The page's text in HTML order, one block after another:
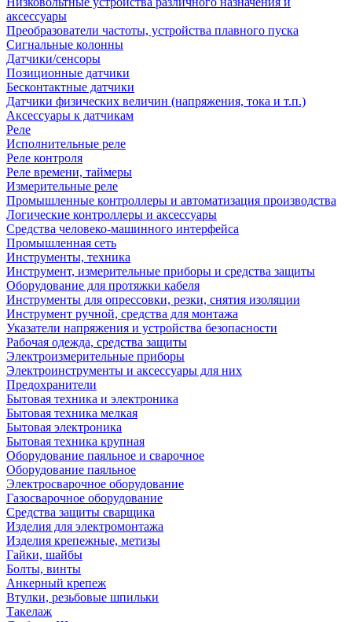
аксессуары
Преобразователи частоты, устройства плавного пуска
Сигнальные колонны
Датчики/сенсоры
Позиционные датчики
Бесконтактные датчики
Датчики физических величин (напряжения, тока и т.п.)
Аксессуары к датчикам
Реле
Исполнительные реле
Реле контроля
Реле времени, таймеры
Измерительные реле
Промышленные контроллеры и автоматизация производства
Логические контроллеры и аксессуары
Средства человеко-машинного интерфейса
Промышленная сеть
Инструменты, техника
Инструмент, измерительные приборы и средства защиты
Оборудование для протяжки кабеля
Инструменты для опрессовки, резки, снятия изоляции
Инструмент ручной, средства для монтажа
Указатели напряжения и устройства безопасности
Рабочая одежда, средства защиты
Электроизмерительные приборы
Электроинструменты и аксессуары для них
Предохранители
Бытовая техника и электроника
Бытовая техника мелкая
Бытовая электроника
Бытовая техника крупная
Оборудование паяльное и сварочное
Оборудование паяльное
Электросварочное оборудование
Газосварочное оборудование
Средства защиты сварщика
Изделия для электромонтажа
Изделия крепежные, метизы
Гайки, шайбы
Болты, винты
Анкерный крепеж
Втулки, резьбовые шпильки
Такелаж